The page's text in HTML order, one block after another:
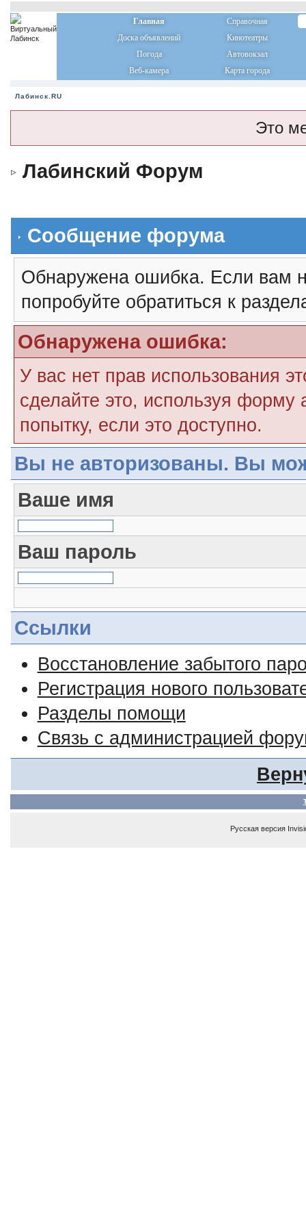
Главная
Справочная
Доска объявлений
Кинотеатры
Погода
Автовокзал
Веб-камера
Карта города
Лабинск.RU
Это
Лабинский Форум
Сообщение форума
Обнаружена ошибка. Если вам
попробуйте обратиться к
Обнаружена ошибка:
У вас нет прав использования
сделайте это, используя форму
попытку, если это доступно.
Вы не авторизованы. Вы
Ваше имя
Ваш пароль
Ссылки
Восстановление забытого
Регистрация нового
Разделы помощи
Связь с администрацией
Русская версия